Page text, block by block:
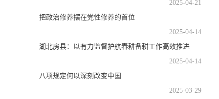
2025-04-21
把政治修养摆在党性修养的首位
2025-04-14
湖北房县：以有力监督护航春耕备耕工作高效推进
2025-04-14
八项规定何以深刻改变中国
2025-03-29